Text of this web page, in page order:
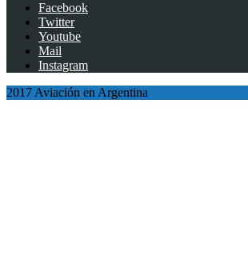
Facebook
Twitter
Youtube
Mail
Instagram
2017 Aviación en Argentina